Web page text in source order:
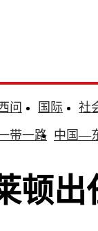
问 国际
社
带一路 中国—
顿